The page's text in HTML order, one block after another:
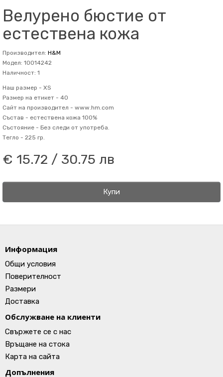
Велурено бюстие от
естествена кожа
Производител: H&M
Модел: 10014242
Наличност: 1
Наш размер - XS
Размер на етикет - 40
Сайт на производител - www.hm.com
Състав - естествена кожа 100%
Състояние - Без следи от употреба.
Тегло - 225 гр.
€ 15.72 / 30.75 лв
Купи
Информация
Общи условия
Поверителност
Размери
Доставка
Обслужване на клиенти
Свържете се с нас
Връщане на стока
Карта на сайта
Допълнения